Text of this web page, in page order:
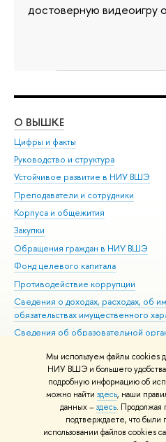
Мы используем файлы cookies
НИУ ВШЭ и большего удобства
подробную информацию об
можно найти здесь, наши
данных –здесь. Продолжая
подтверждаете, что были
использовании файлов
достоверную видеоигру
О ВЫШКЕ
Цифры и факты
Руководство и структура
Устойчивое развитие в НИУ ВШЭ
Преподаватели и сотрудники
Корпуса и общежития
Закупки
Обращения граждан в НИУ ВШЭ
Фонд целевого капитала
Противодействие коррупции
Сведения о доходах, расходах, об
обязательствах имущественного
Сведения об образовательной
Людям с ограниченными
Единая платежная страница
Работа в Вышке
© НИУ ВШЭ 1993–2026 Адреса и